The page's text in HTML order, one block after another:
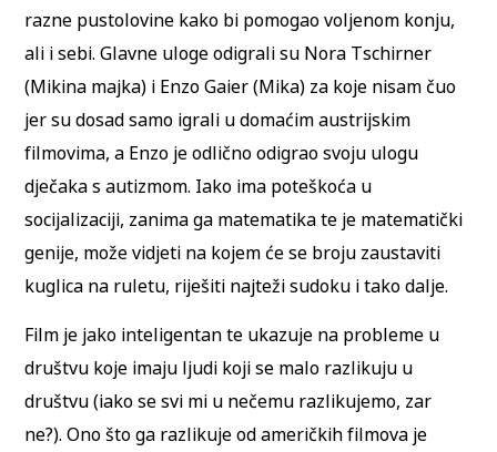
razne pustolovine kako bi pomogao voljenom konju,
ali i sebi. Glavne uloge odigrali su Nora Tschirner
(Mikina majka) i Enzo Gaier (Mika) za koje nisam čuo
jer su dosad samo igrali u domaćim austrijskim
filmovima, a Enzo je odlično odigrao svoju ulogu
dječaka s autizmom. Iako ima poteškoća u
socijalizaciji, zanima ga matematika te je matematički
genije, može vidjeti na kojem će se broju zaustaviti
kuglica na ruletu, riješiti najteži sudoku i tako dalje.
Film je jako inteligentan te ukazuje na probleme u
društvu koje imaju ljudi koji se malo razlikuju u
društvu (iako se svi mi u nečemu razlikujemo, zar
ne?). Ono što ga razlikuje od američkih filmova je